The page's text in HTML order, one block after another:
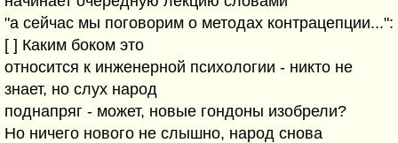
"а сейчас мы поговорим о методах контрацепции...":
[ ] Каким боком это
относится к инженерной психологии - никто не
знает, но слух народ
поднапряг - может, новые гондоны изобрели?
Но ничего нового не слышно, народ снова